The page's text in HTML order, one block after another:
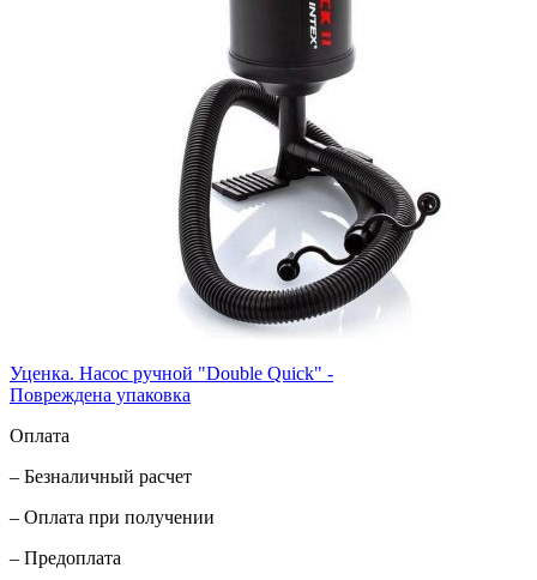
Уценка. Насос ручной "Double Quick" -
Повреждена упаковка
Оплата
– Безналичный расчет
– Оплата при получении
– Предоплата